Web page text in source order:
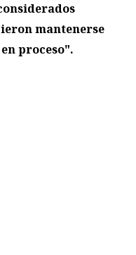
mantenerse
proceso".